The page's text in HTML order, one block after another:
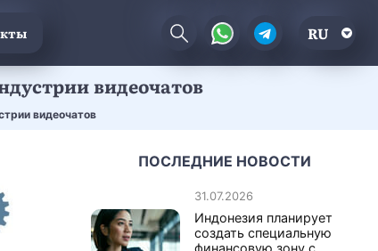
RU
видеочатов
видеочатов
ПОСЛЕДНИЕ НОВОСТИ
31.07.2026
Индонезия планирует
создать специальную
финансовую зону с